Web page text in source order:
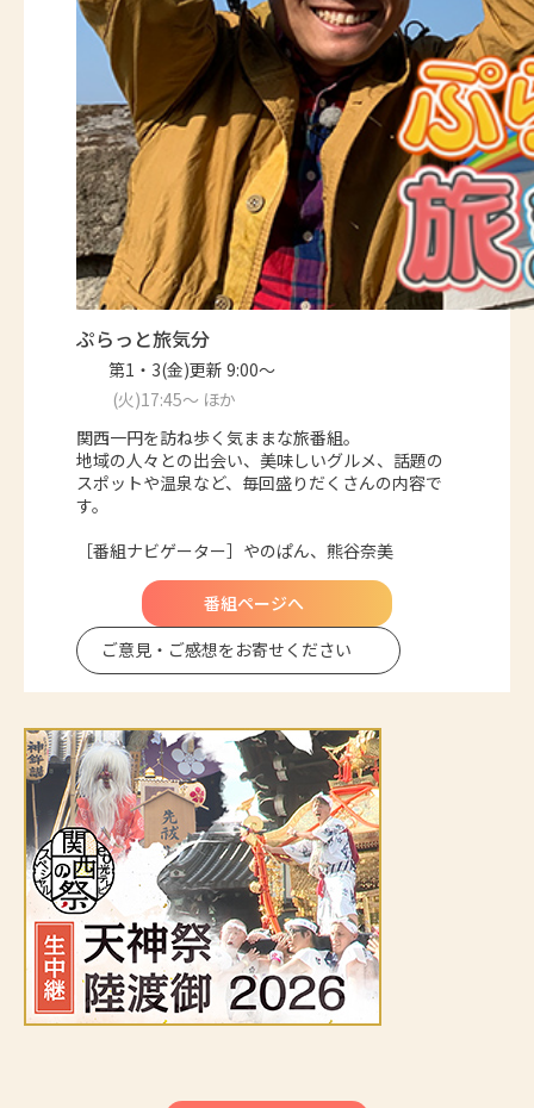
ぷらっと旅気分
第1・3(金)更新 9:00～
(火)17:45～ ほか
関西一円を訪ね歩く気ままな旅番組。
地域の人々との出会い、美味しいグルメ、話題の
スポットや温泉など、毎回盛りだくさんの内容で
す。
［番組ナビゲーター］やのぱん、熊谷奈美
番組ページへ
ご意見・ご感想をお寄せください